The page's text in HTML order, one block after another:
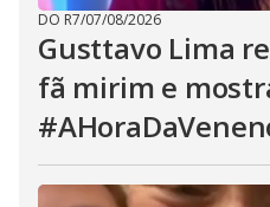
DO R7/07/08/2026
Gusttavo Lima
fã mirim e